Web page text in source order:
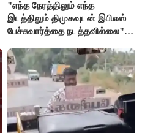
"எந்த நேரத்திலும் எந்த
இடத்திலும் திமுகவுடன் இபிஎஸ்
பேச்சுவார்த்தை நடத்தவில்லை" -